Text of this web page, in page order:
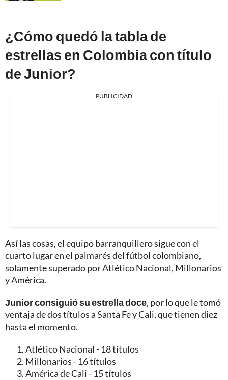
¿Cómo quedó la tabla de
estrellas en Colombia con título
de Junior?
PUBLICIDAD
Así las cosas, el equipo barranquillero sigue con el
cuarto lugar en el palmarés del fútbol colombiano,
solamente superado por Atlético Nacional, Millonarios
y América.
Junior consiguió su estrella doce, por lo que le tomó
ventaja de dos títulos a Santa Fe y Cali, que tienen diez
hasta el momento.
Atlético Nacional - 18 títulos
Millonarios - 16 títulos
América de Cali - 15 títulos